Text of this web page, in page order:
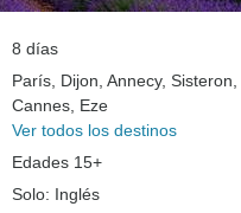
8 días
París , Dijon , Annecy, Sisteron
Cannes , Eze
Ver todos los destinos
Edades 15+
Solo: Inglés